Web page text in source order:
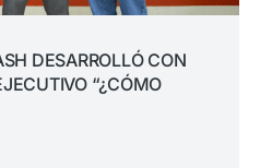
DESARROLLÓ CON
“¿CÓMO